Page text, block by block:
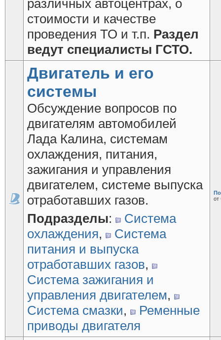
различных автоцентрах, о
стоимости и качестве
проведения ТО и т.п. Раздел
ведут специалисты ГСТО.
Двигатель и его
системы
Обсуждение вопросов по
двигателям автомобилей
Лада Калина, системам
охлаждения, питания,
зажигания и управления
двигателем, системе выпуска
отработавших газов.
Подразделы:
Система
охлаждения,
Система
питания и выпуска
отработавших газов,
Система зажигания и
управления двигателем,
Система смазки,
Ременные
приводы двигателя
от